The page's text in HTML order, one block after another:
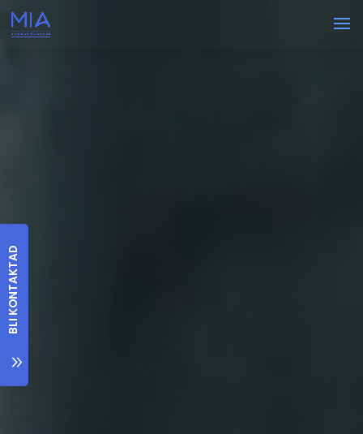
7
BLI KONTAKTAD